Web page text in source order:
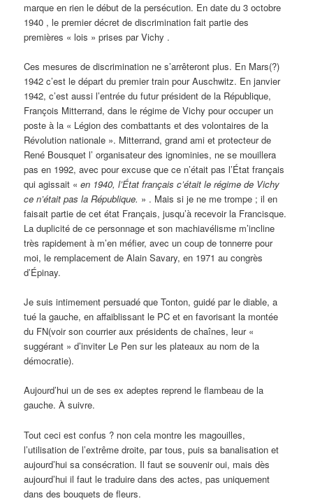
marque en rien le début de la persécution. En date du 3 octobre
1940 , le premier décret de discrimination fait partie des
premières « lois » prises par Vichy .
Ces mesures de discrimination ne s’arrêteront plus. En Mars(?)
1942 c’est le départ du premier train pour Auschwitz. En janvier
1942, c’est aussi l’entrée du futur président de la République,
François Mitterrand, dans le régime de Vichy pour occuper un
poste à la « Légion des combattants et des volontaires de la
Révolution nationale ». Mitterrand, grand ami et protecteur de
René Bousquet l’ organisateur des ignominies, ne se mouillera
pas en 1992, avec pour excuse que ce n’était pas l’État français
qui agissait «en 1940, l’État français c’était le régime de Vichy
ce n’était pas la République. » . Mais si je ne me trompe ; il en
faisait partie de cet état Français, jusqu’à recevoir la Francisque.
La duplicité de ce personnage et son machiavélisme m’incline
très rapidement à m’en méfier, avec un coup de tonnerre pour
moi, le remplacement de Alain Savary, en 1971 au congrès
d’Épinay.
Je suis intimement persuadé que Tonton, guidé par le diable, a
tué la gauche, en affaiblissant le PC et en favorisant la montée
du FN(voir son courrier aux présidents de chaînes, leur «
suggérant » d’inviter Le Pen sur les plateaux au nom de la
démocratie).
Aujourd’hui un de ses ex adeptes reprend le flambeau de la
gauche. À suivre.
Tout ceci est confus ? non cela montre les magouilles,
l’utilisation de l’extrême droite, par tous, puis sa banalisation et
aujourd’hui sa consécration. Il faut se souvenir oui, mais dès
aujourd’hui il faut le traduire dans des actes, pas uniquement
dans des bouquets de fleurs.